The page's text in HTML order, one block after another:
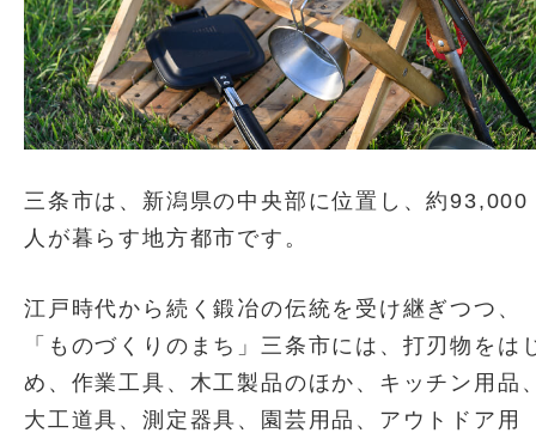
三条市は、新潟県の中央部に位置し、約93,000
人が暮らす地方都市です。
江戸時代から続く鍛冶の伝統を受け継ぎつつ、
「ものづくりのまち」三条市には、打刃物をは
め、作業工具、木工製品のほか、キッチン用品
大工道具、測定器具、園芸用品、アウトドア用